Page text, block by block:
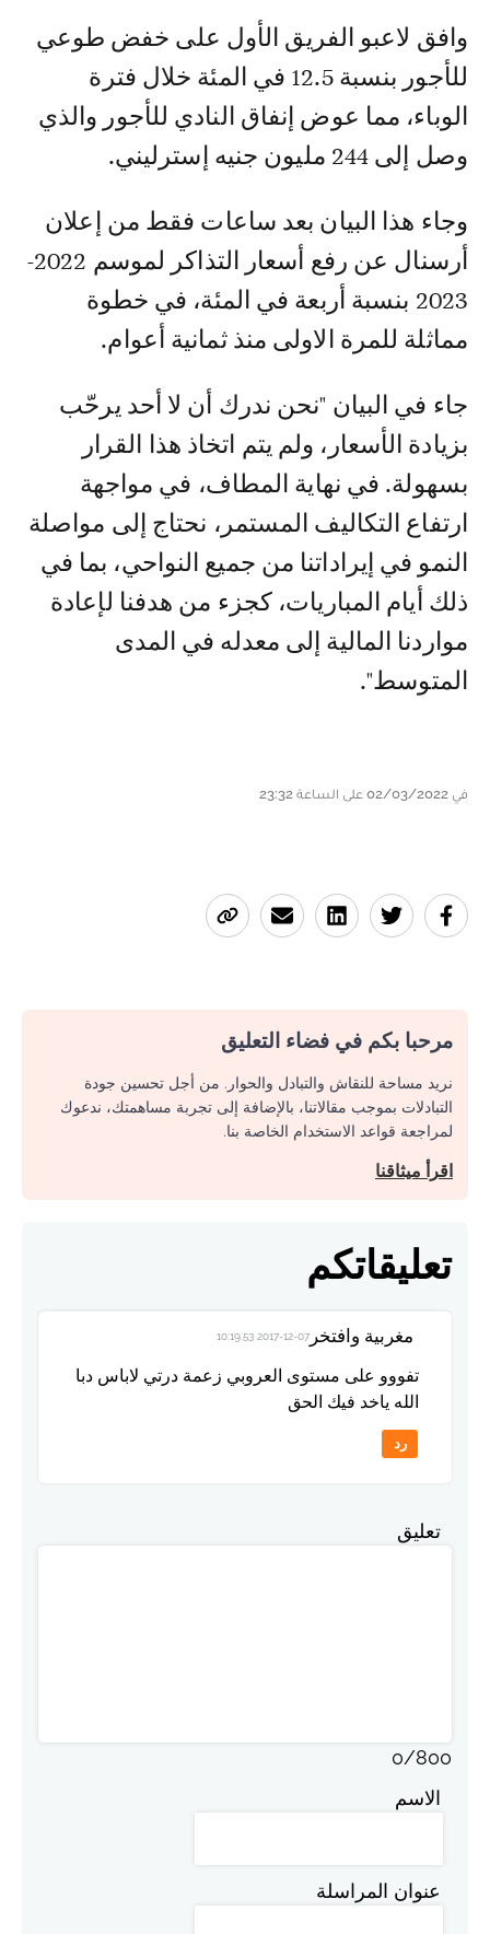
وافق لاعبو الفريق الأول على خفض طوعي
للأجور بنسبة 12.5 في المئة خلال فترة
الوباء، مما عوض إنفاق النادي للأجور والذي
وصل إلى 244 مليون جنيه إسترليني.
وجاء هذا البيان بعد ساعات فقط من إعلان
أرسنال عن رفع أسعار التذاكر لموسم 2022-
2023 بنسبة أربعة في المئة، في خطوة
مماثلة للمرة الاولى منذ ثمانية أعوام.
جاء في البيان "نحن ندرك أن لا أحد يرحّب
بزيادة الأسعار، ولم يتم اتخاذ هذا القرار
بسهولة. في نهاية المطاف، في مواجهة
ارتفاع التكاليف المستمر، نحتاج إلى مواصلة
النمو في إيراداتنا من جميع النواحي، بما في
ذلك أيام المباريات، كجزء من هدفنا لإعادة
مواردنا المالية إلى معدله في المدى
المتوسط".
في 02/03/2022 على الساعة 23:32
مرحبا بكم في فضاء التعليق
نريد مساحة للنقاش والتبادل والحوار. من أجل تحسين جودة
التبادلات بموجب مقالاتنا، بالإضافة إلى تجربة مساهمتك، ندعوك
لمراجعة قواعد الاستخدام الخاصة بنا.
اقرأ ميثاقنا
تعليقاتكم
مغربية وافتخر 2017-12-07 10:19:53
تفووو على مستوى العروبي زعمة درتي لاباس دبا
الله ياخد فيك الحق
رد
تعليق
0/800
الاسم
عنوان المراسلة